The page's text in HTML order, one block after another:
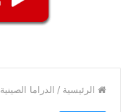
الرئيسية / الدراما الصينية